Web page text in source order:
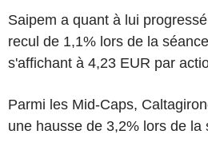
Saipem a quant à lui
recul de 1,1% lors de la
s'affichant à 4,23 EUR par
Parmi les Mid-Caps,
une hausse de 3,2% lors de la